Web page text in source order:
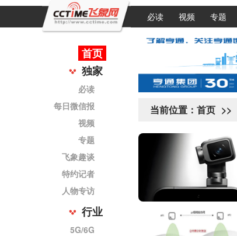
必读 视频 专题
首页
独家
必读
每日微信报
视频
专题
飞象趣谈
特约记者
人物专访
行业
5G/6G
当前位置： 首页 >>